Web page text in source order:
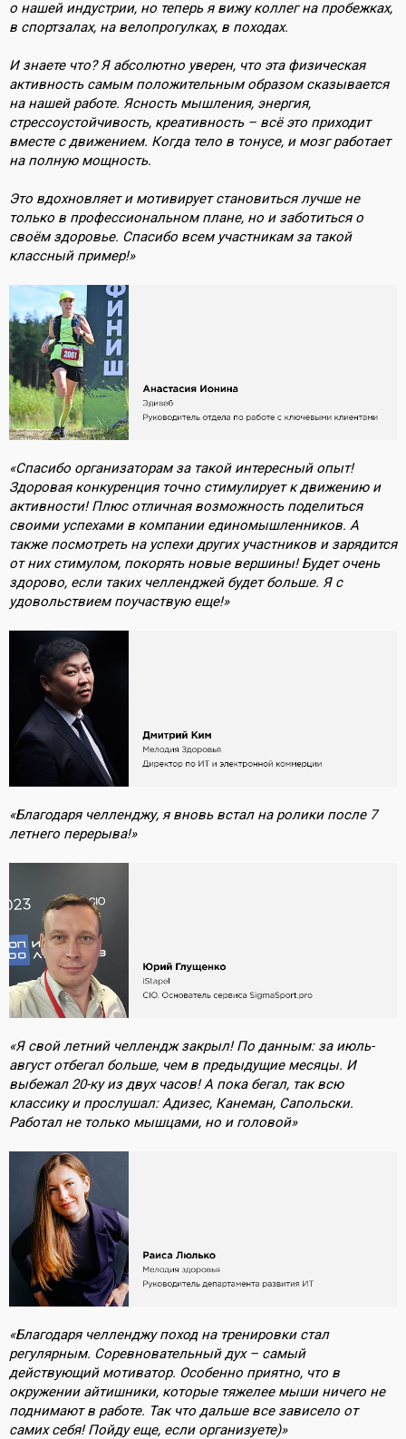
о нашей индустрии, но теперь я вижу коллег на пробежках,
в спортзалах, на велопрогулках, в походах.
И знаете что? Я абсолютно уверен, что эта физическая
активность самым положительным образом сказывается
на нашей работе. Ясность мышления, энергия,
стрессоустойчивость, креативность – всё это приходит
вместе с движением. Когда тело в тонусе, и мозг работает
на полную мощность.
Это вдохновляет и мотивирует становиться лучше не
только в профессиональном плане, но и заботиться о
своём здоровье. Спасибо всем участникам за такой
классный пример!»
«Спасибо организаторам за такой интересный опыт!
Здоровая конкуренция точно стимулирует к движению и
активности! Плюс отличная возможность поделиться
своими успехами в компании единомышленников. А
также посмотреть на успехи других участников и зарядится
от них стимулом, покорять новые вершины! Будет очень
здорово, если таких челленджей будет больше. Я с
удовольствием поучаствую еще!»
«Благодаря челленджу, я вновь встал на ролики после 7
летнего перерыва!»
«Я свой летний челлендж закрыл! По данным: за июль-
август отбегал больше, чем в предыдущие месяцы. И
выбежал 20-ку из двух часов! А пока бегал, так всю
классику и прослушал: Адизес, Канеман, Сапольски.
Работал не только мышцами, но и головой»
«Благодаря челленджу поход на тренировки стал
регулярным. Соревновательный дух – самый
действующий мотиватор. Особенно приятно, что в
окружении айтишники, которые тяжелее мыши ничего не
поднимают в работе. Так что дальше все зависело от
самих себя! Пойду еще, если организуете)»